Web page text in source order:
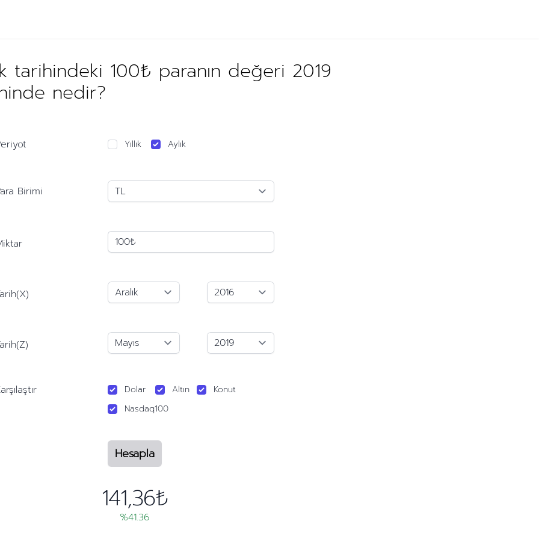
tarihindeki 100₺ paranın değeri 2019
nedir?
Yıllık Aylık
Birimi
Dolar Altın
Konut
Nasdaq100
Hesapla
141,36₺
%41.36